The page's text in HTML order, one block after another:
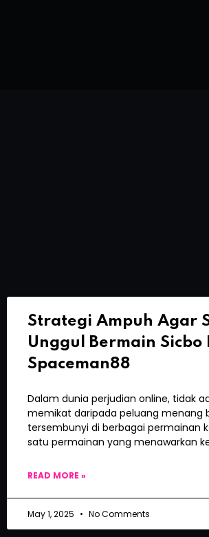
Strategi Ampuh Agar
Unggul Bermain Sicbo
Spaceman88
Dalam dunia perjudian online, tidak
memikat daripada peluang menang
tersembunyi di berbagai permainan
satu permainan yang menawarkan
READ MORE »
May 1, 2025 No Comments